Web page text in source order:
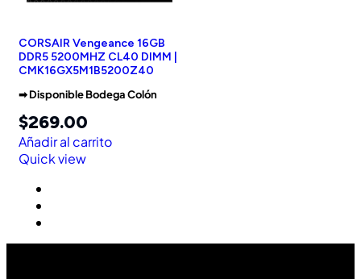
CORSAIR Vengeance 16GB
DDR5 5200MHZ CL40 DIMM |
CMK16GX5M1B5200Z40
➡︎ Disponible Bodega Colón
$269.00
Añadir al carrito
Quick view